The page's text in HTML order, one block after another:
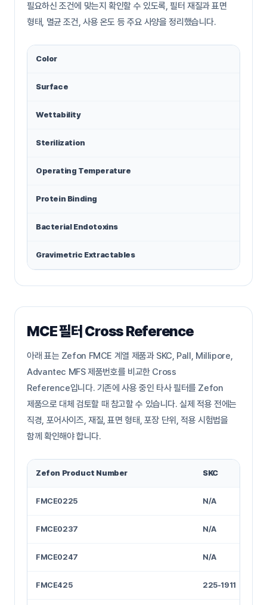
필요하신 조건에 맞는지 확인할 수 있도록, 필터 재질과 표면
형태, 멸균 조건, 사용 온도 등 주요 사양을 정리했습니다.
Color
Surface
Wettability
Sterilization
Operating Temperature
Protein Binding
Bacterial Endotoxins
Gravimetric Extractables
MCE 필터 Cross Reference
아래 표는 Zefon FMCE 계열 제품과 SKC, Pall, Millipore,
Advantec MFS 제품번호를 비교한 Cross
Reference입니다. 기존에 사용 중인 타사 필터를 Zefon
제품으로 대체 검토할 때 참고할 수 있습니다. 실제 적용 전에는
직경, 포어사이즈, 재질, 표면 형태, 포장 단위, 적용 시험법을
함께 확인해야 합니다.
Zefon Product Number SKC
FMCE0225 N/A
FMCE0237 N/A
FMCE0247 N/A
FMCE425 225-1911